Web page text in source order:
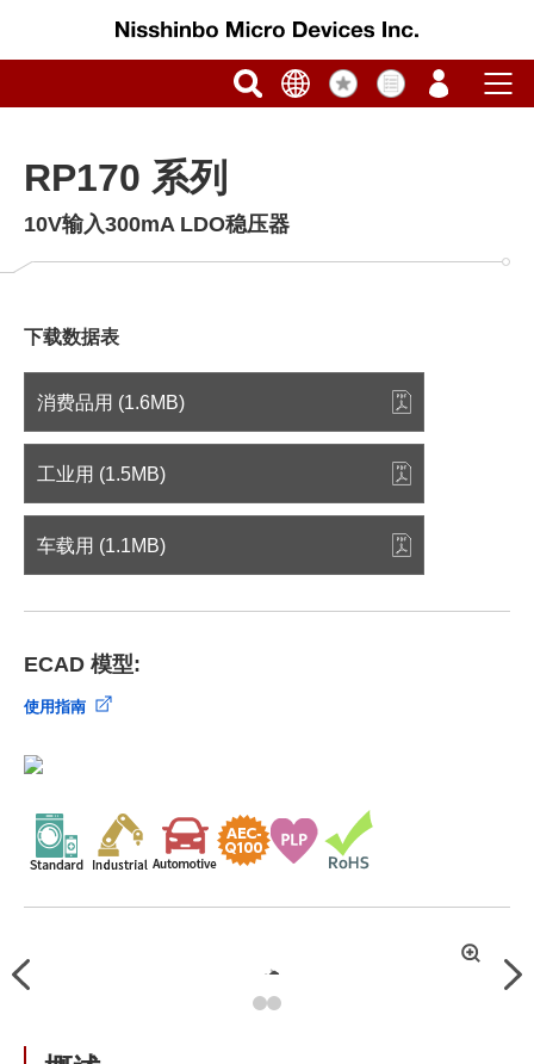
RP170 系列
10V输入300mA LDO稳压器
下载数据表
消费品用 (1.6MB)
工业用 (1.5MB)
车载用 (1.1MB)
ECAD 模型:
使用指南
Previous
拡